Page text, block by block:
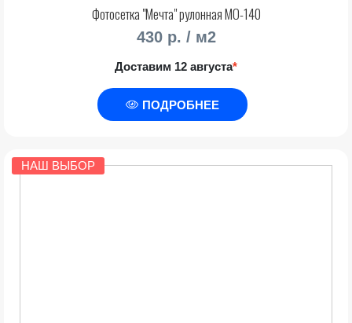
Фотосетка "Мечта" рулонная МО-140
430 р. / м2
Доставим 12 августа*
ПОДРОБНЕЕ
НАШ ВЫБОР